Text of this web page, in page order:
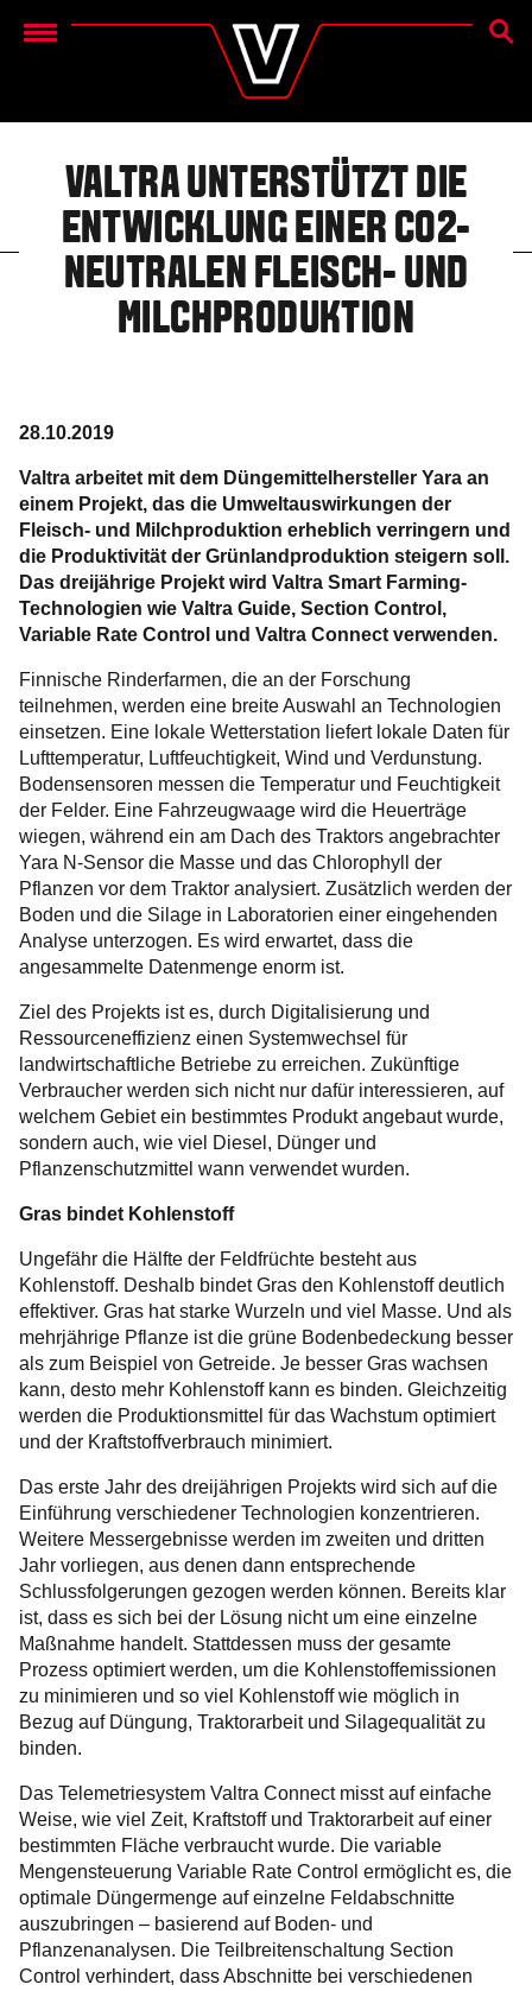
Menu
VALTRA UNTERSTÜTZT DIE
ENTWICKLUNG EINER CO2-
NEUTRALEN FLEISCH- UND
MILCHPRODUKTION
28.10.2019
Valtra arbeitet mit dem Düngemittelhersteller Yara an
einem Projekt, das die Umweltauswirkungen der
Fleisch- und Milchproduktion erheblich verringern und
die Produktivität der Grünlandproduktion steigern soll.
Das dreijährige Projekt wird Valtra Smart Farming-
Technologien wie Valtra Guide, Section Control,
Variable Rate Control und Valtra Connect verwenden.
Finnische Rinderfarmen, die an der Forschung
teilnehmen, werden eine breite Auswahl an Technologien
einsetzen. Eine lokale Wetterstation liefert lokale Daten für
Lufttemperatur, Luftfeuchtigkeit, Wind und Verdunstung.
Bodensensoren messen die Temperatur und Feuchtigkeit
der Felder. Eine Fahrzeugwaage wird die Heuerträge
wiegen, während ein am Dach des Traktors angebrachter
Yara N-Sensor die Masse und das Chlorophyll der
Pflanzen vor dem Traktor analysiert. Zusätzlich werden der
Boden und die Silage in Laboratorien einer eingehenden
Analyse unterzogen. Es wird erwartet, dass die
angesammelte Datenmenge enorm ist.
Ziel des Projekts ist es, durch Digitalisierung und
Ressourceneffizienz einen Systemwechsel für
landwirtschaftliche Betriebe zu erreichen. Zukünftige
Verbraucher werden sich nicht nur dafür interessieren, auf
welchem Gebiet ein bestimmtes Produkt angebaut wurde,
sondern auch, wie viel Diesel, Dünger und
Pflanzenschutzmittel wann verwendet wurden.
Gras bindet Kohlenstoff
Ungefähr die Hälfte der Feldfrüchte besteht aus
Kohlenstoff. Deshalb bindet Gras den Kohlenstoff deutlich
effektiver. Gras hat starke Wurzeln und viel Masse. Und als
mehrjährige Pflanze ist die grüne Bodenbedeckung besser
als zum Beispiel von Getreide. Je besser Gras wachsen
kann, desto mehr Kohlenstoff kann es binden. Gleichzeitig
werden die Produktionsmittel für das Wachstum optimiert
und der Kraftstoffverbrauch minimiert.
Das erste Jahr des dreijährigen Projekts wird sich auf die
Einführung verschiedener Technologien konzentrieren.
Weitere Messergebnisse werden im zweiten und dritten
Jahr vorliegen, aus denen dann entsprechende
Schlussfolgerungen gezogen werden können. Bereits klar
ist, dass es sich bei der Lösung nicht um eine einzelne
Maßnahme handelt. Stattdessen muss der gesamte
Prozess optimiert werden, um die Kohlenstoffemissionen
zu minimieren und so viel Kohlenstoff wie möglich in
Bezug auf Düngung, Traktorarbeit und Silagequalität zu
binden.
Das Telemetriesystem Valtra Connect misst auf einfache
Weise, wie viel Zeit, Kraftstoff und Traktorarbeit auf einer
bestimmten Fläche verbraucht wurde. Die variable
Mengensteuerung Variable Rate Control ermöglicht es, die
optimale Düngermenge auf einzelne Feldabschnitte
auszubringen – basierend auf Boden- und
Pflanzenanalysen. Die Teilbreitenschaltung Section
Control verhindert, dass Abschnitte bei verschiedenen